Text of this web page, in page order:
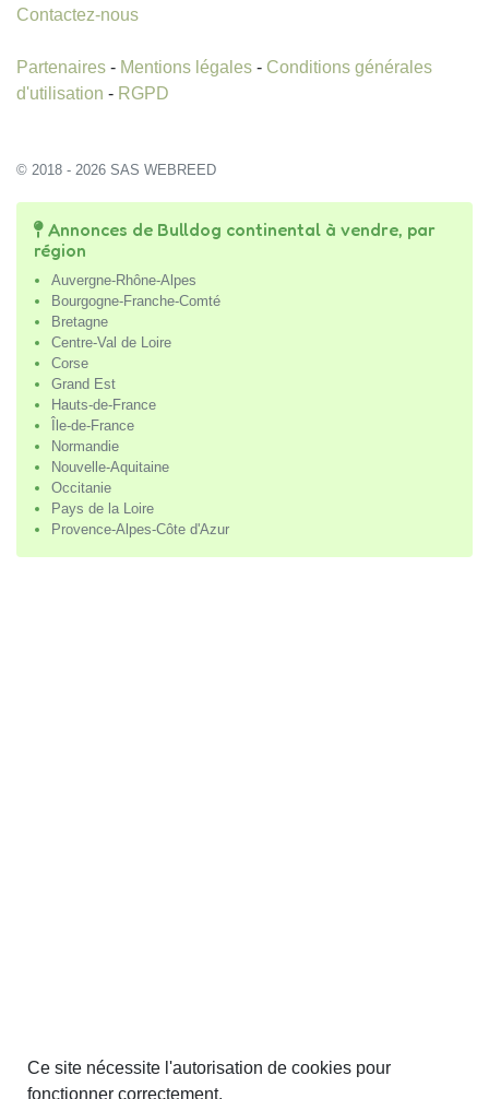
Ce site nécessite l'autorisation de cookies pour
fonctionner correctement.
Contactez-nous
Partenaires - Mentions légales - Conditions générales
d'utilisation - RGPD
© 2018 - 2026 SAS WEBREED
Annonces de Bulldog continental à vendre, par
région
Auvergne-Rhône-Alpes
Bourgogne-Franche-Comté
Bretagne
Centre-Val de Loire
Corse
Grand Est
Hauts-de-France
Île-de-France
Normandie
Nouvelle-Aquitaine
Occitanie
Pays de la Loire
Provence-Alpes-Côte d'Azur